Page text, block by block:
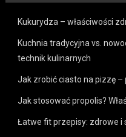
Kukurydza – właściwości
Kuchnia tradycyjna vs.
technik kulinarnych
Jak zrobić ciasto na pizzę
Jak stosować propolis?
Łatwe fit przepisy: zdrowe i